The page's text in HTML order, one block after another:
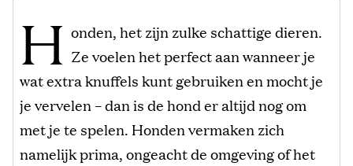
H onden, het zijn zulke schattige dieren.
Ze voelen het perfect aan wanneer je
wat extra knuffels kunt gebruiken en mocht je
je vervelen – dan is de hond er altijd nog om
met je te spelen. Honden vermaken zich
namelijk prima, ongeacht de omgeving of het